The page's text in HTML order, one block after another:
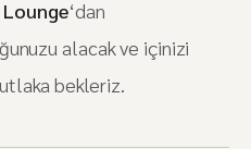
Lounge‘dan
alacak ve içinizi
bekleriz.